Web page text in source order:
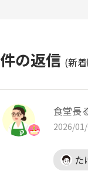
件の返信 (新
食堂長
2026/
た